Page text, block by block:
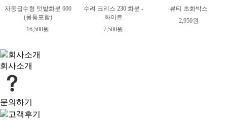
자동급수형 텃밭화분 600
(물통포함)
16,500원
수려 크리스 230 화분 -
화이트
7,500원
뷰티 초화박스
2,950원
회사소개
문의하기